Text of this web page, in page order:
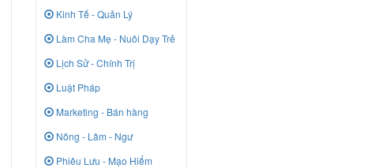
Kinh Tế - Quản Lý
Làm Cha Mẹ - Nuôi Dạy Trẻ
Lịch Sử - Chính Trị
Luật Pháp
Marketing - Bán hàng
Nông - Lâm - Ngư
Phiêu Lưu - Mạo Hiểm